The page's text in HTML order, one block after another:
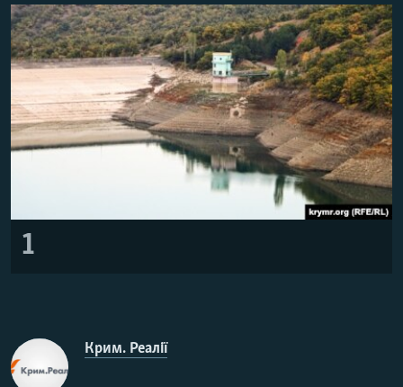
ВІДЕОУРОКИ «ELIFBE»
СВІДЧЕННЯ ОКУПАЦІЇ
УКРАЇНСЬКА ПРОБЛЕМА КРИМУ
ІНФОГРАФІКА
Русский
Qırımtatar
ДОЛУЧАЙСЯ!
1
Крим. Реалії